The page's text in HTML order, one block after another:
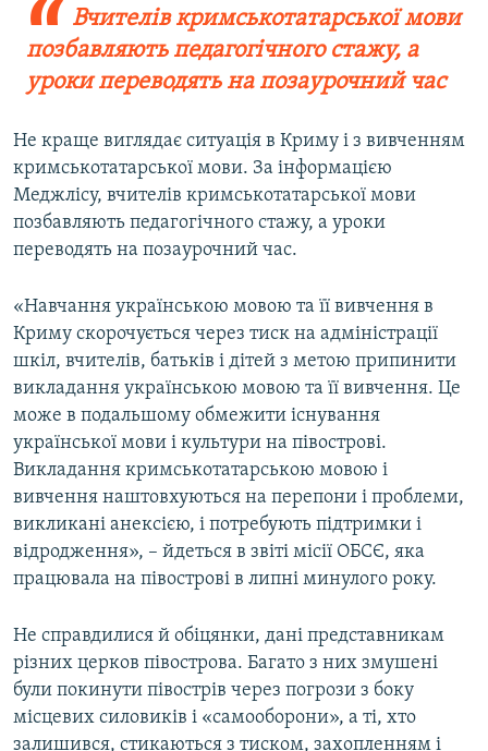
Вчителів кримськотатарської мови
позбавляють педагогічного стажу, а
уроки переводять на позаурочний час
Не краще виглядає ситуація в Криму і з вивченням
кримськотатарської мови. За інформацією
Меджлісу, вчителів кримськотатарської мови
позбавляють педагогічного стажу, а уроки
переводять на позаурочний час.
«Навчання українською мовою та її вивчення в
Криму скорочується через тиск на адміністрації
шкіл, вчителів, батьків і дітей з метою припинити
викладання українською мовою та її вивчення. Це
може в подальшому обмежити існування
української мови і культури на півострові.
Викладання кримськотатарською мовою і
вивчення наштовхуються на перепони і проблеми,
викликані анексією, і потребують підтримки і
відродження», – йдеться в звіті місії ОБСЄ, яка
працювала на півострові в липні минулого року.
Не справдилися й обіцянки, дані представникам
різних церков півострова. Багато з них змушені
були покинути півострів через погрози з боку
місцевих силовиків і «самооборони», а ті, хто
залишився, стикаються з тиском, захопленням і